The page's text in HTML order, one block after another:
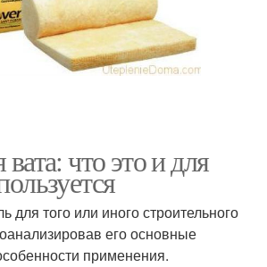
вата: что это и для
для того или иного строительного
его основные
применения.